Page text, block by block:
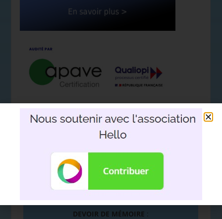
Nous soutenir avec l'association
Hello
DEVOIR DE MÉMOIRE :